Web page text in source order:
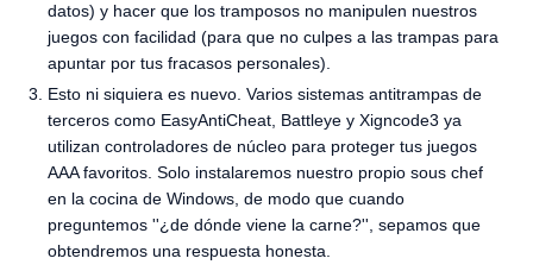
datos) y hacer que los tramposos no manipulen nuestros
juegos con facilidad (para que no culpes a las trampas para
apuntar por tus fracasos personales).
Esto ni siquiera es nuevo. Varios sistemas antitrampas de
terceros como EasyAntiCheat, Battleye y Xigncode3 ya
utilizan controladores de núcleo para proteger tus juegos
AAA favoritos. Solo instalaremos nuestro propio sous chef
en la cocina de Windows, de modo que cuando
preguntemos ''¿de dónde viene la carne?'', sepamos que
obtendremos una respuesta honesta.